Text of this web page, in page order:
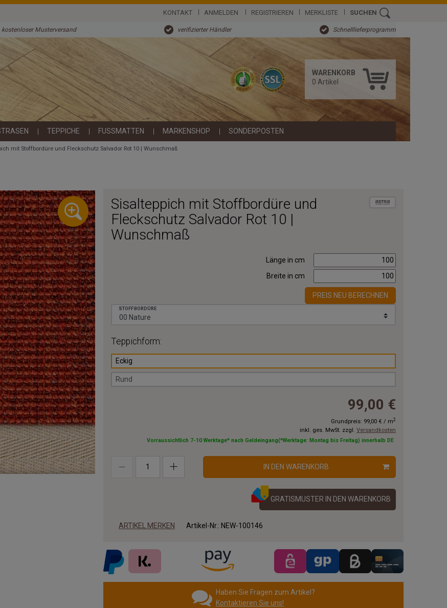
KONTAKT ANMELDEN REGISTRIEREN MERKLISTE SUCHEN
kostenloser Musterversand verifizierter Händler Schnelllieferprogramm
WARENKORB
0 Artikel
TEPPICHE FUSSMATTEN MARKENSHOP SONDERPOSTEN
mit Stoffbordüre und Fleckschutz Salvador Rot 10 | Wunschmaß
Sisalteppich mit Stoffbordüre und
Fleckschutz Salvador Rot 10 |
Wunschmaß
Länge in cm
Breite in cm
PREIS NEU BERECHNEN
STOFFBORDÜRE
Teppichform:
Eckig
Rund
99,00 €
Grundpreis: 99,00 € / m2
inkl. ges. MwSt. zzgl. Versandkosten
Vorraussichtlich 7-10 Werktage* nach Geldeingang(*Werktage: Montag bis Freitag) innerhalb DE
IN DEN WARENKORB
GRATISMUSTER IN DEN WARENKORB
ARTIKEL MERKEN Artikel-Nr.: NEW-100146
Haben Sie Fragen zum Artikel?
Kontaktieren Sie uns!